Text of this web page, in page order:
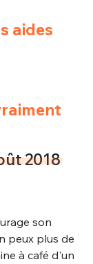
aides
2018
son
peux plus de
à café d'un